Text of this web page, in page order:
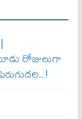
రోజులుగా